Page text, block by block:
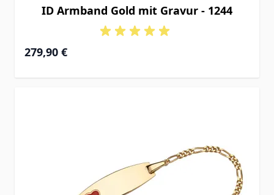
ID Armband Gold mit Gravur - 1244
Ab
279,90 €